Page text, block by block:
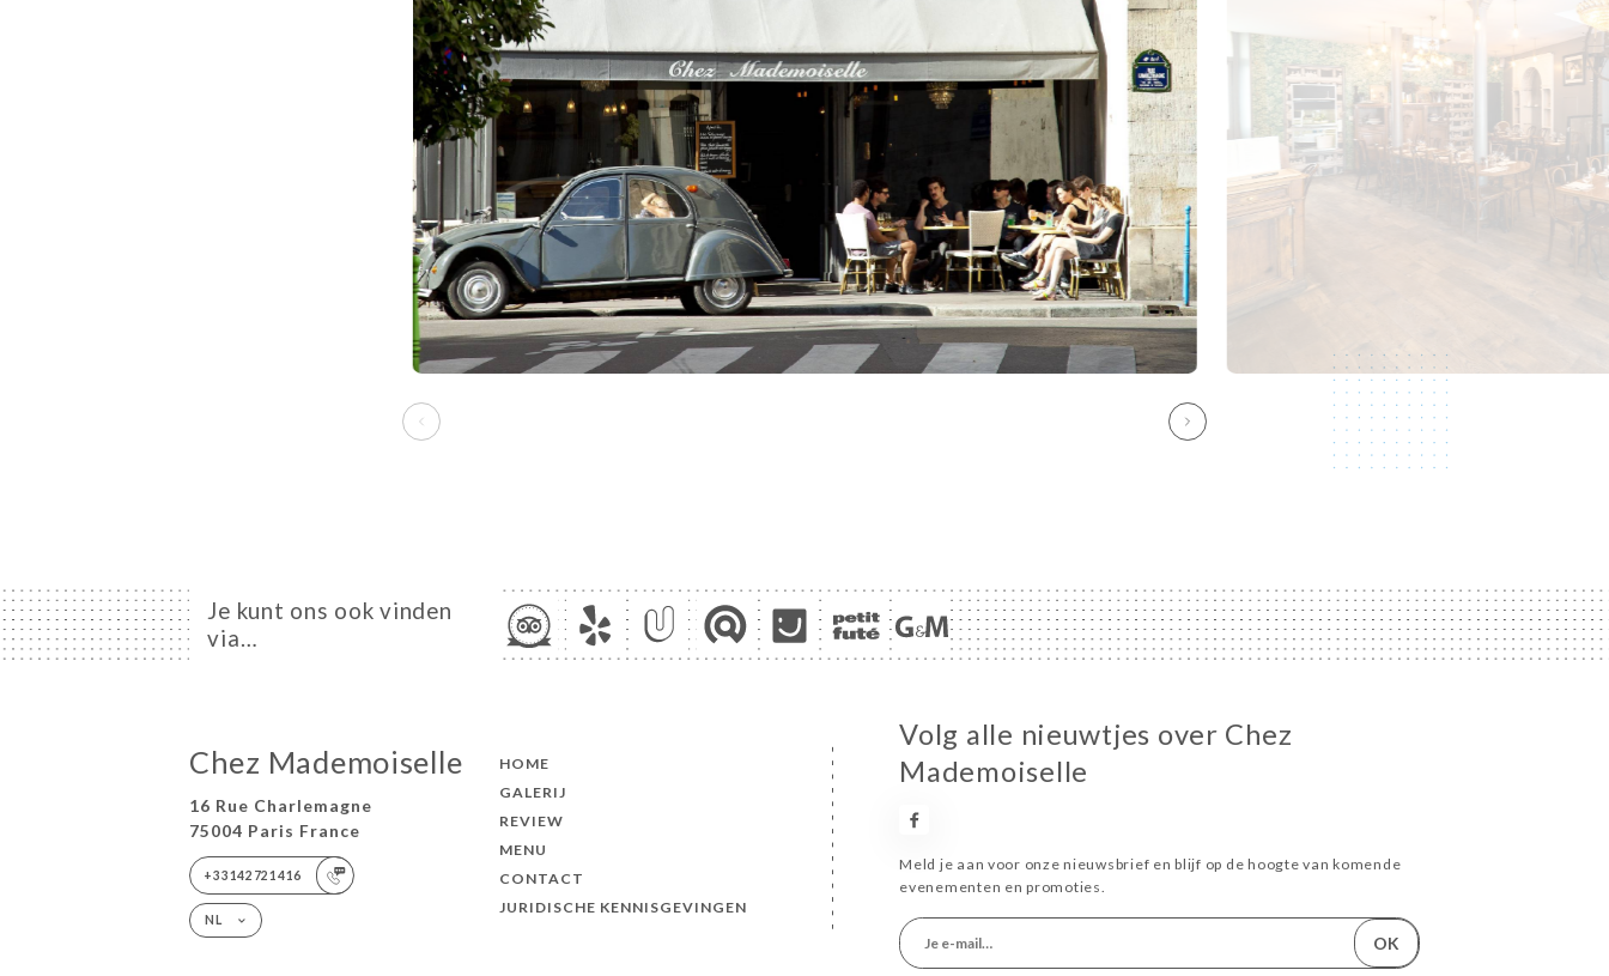
Je kunt ons ook vinden
via…
Chez Mademoiselle
16 Rue Charlemagne
75004 Paris France
+33142721416
NL
HOME
GALERIJ
REVIEW
MENU
CONTACT
JURIDISCHE KENNISGEVINGEN
Volg alle nieuwtjes over Chez
Mademoiselle
Meld je aan voor onze nieuwsbrief en blijf op de hoogte van komende
evenementen en promoties.
OK